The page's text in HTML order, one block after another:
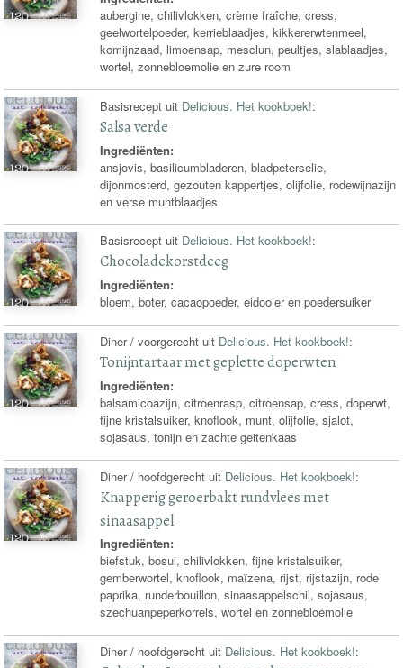
aubergine, chilivlokken, crème fraîche, cress,
geelwortelpoeder, kerrieblaadjes, kikkererwtenmeel,
komijnzaad, limoensap, mesclun, peultjes, slablaadjes,
wortel, zonnebloemolie en zure room
Basisrecept uit Delicious. Het kookboek!:
Salsa verde
Ingrediënten:
ansjovis, basilicumbladeren, bladpeterselie,
dijonmosterd, gezouten kappertjes, olijfolie, rodewijnazijn
en verse muntblaadjes
Basisrecept uit Delicious. Het kookboek!:
Chocoladekorstdeeg
Ingrediënten:
bloem, boter, cacaopoeder, eidooier en poedersuiker
Diner / voorgerecht uit Delicious. Het kookboek!:
Tonijntartaar met geplette doperwten
Ingrediënten:
balsamicoazijn, citroenrasp, citroensap, cress, doperwt,
fijne kristalsuiker, knoflook, munt, olijfolie, sjalot,
sojasaus, tonijn en zachte geitenkaas
Diner / hoofdgerecht uit Delicious. Het kookboek!:
Knapperig geroerbakt rundvlees met
sinaasappel
Ingrediënten:
biefstuk, bosui, chilivlokken, fijne kristalsuiker,
gemberwortel, knoflook, maïzena, rijst, rijstazijn, rode
paprika, runderbouillon, sinaasappelschil, sojasaus,
szechuanpeperkorrels, wortel en zonnebloemolie
Diner / hoofdgerecht uit Delicious. Het kookboek!: